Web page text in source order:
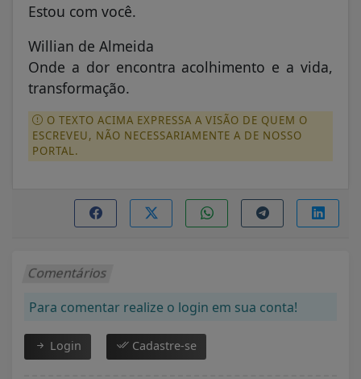
Estou com você.
Willian de Almeida
Onde a dor encontra acolhimento e a vida,
transformação.
O TEXTO ACIMA EXPRESSA A VISÃO DE QUEM O
ESCREVEU, NÃO NECESSARIAMENTE A DE NOSSO
PORTAL.
Comentários
Para comentar realize o login em sua conta!
Login Cadastre-se